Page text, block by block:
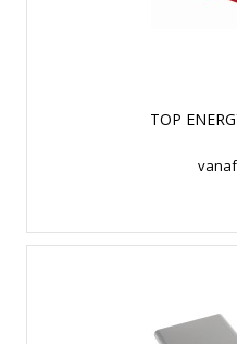
TOP
vanaf